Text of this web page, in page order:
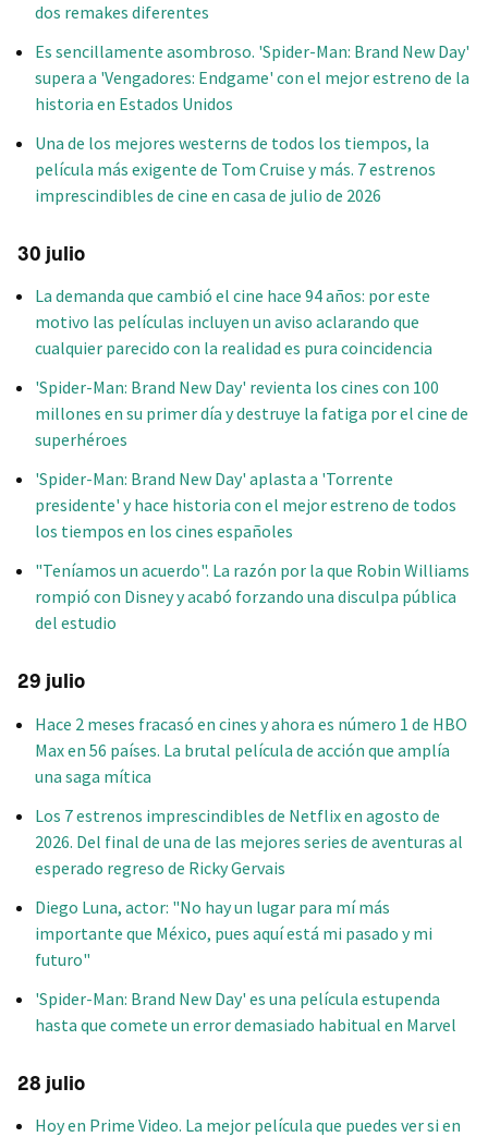
dos remakes diferentes
Es sencillamente asombroso. 'Spider-Man: Brand New Day'
supera a 'Vengadores: Endgame' con el mejor estreno de la
historia en Estados Unidos
Una de los mejores westerns de todos los tiempos, la
película más exigente de Tom Cruise y más. 7 estrenos
imprescindibles de cine en casa de julio de 2026
30 julio
La demanda que cambió el cine hace 94 años: por este
motivo las películas incluyen un aviso aclarando que
cualquier parecido con la realidad es pura coincidencia
'Spider-Man: Brand New Day' revienta los cines con 100
millones en su primer día y destruye la fatiga por el cine de
superhéroes
'Spider-Man: Brand New Day' aplasta a 'Torrente
presidente' y hace historia con el mejor estreno de todos
los tiempos en los cines españoles
"Teníamos un acuerdo". La razón por la que Robin Williams
rompió con Disney y acabó forzando una disculpa pública
del estudio
29 julio
Hace 2 meses fracasó en cines y ahora es número 1 de HBO
Max en 56 países. La brutal película de acción que amplía
una saga mítica
Los 7 estrenos imprescindibles de Netflix en agosto de
2026. Del final de una de las mejores series de aventuras al
esperado regreso de Ricky Gervais
Diego Luna, actor: "No hay un lugar para mí más
importante que México, pues aquí está mi pasado y mi
futuro"
'Spider-Man: Brand New Day' es una película estupenda
hasta que comete un error demasiado habitual en Marvel
28 julio
Hoy en Prime Video. La mejor película que puedes ver si en